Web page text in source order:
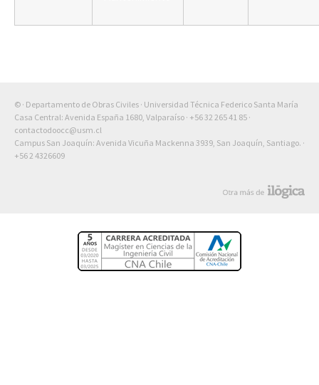
© · Departamento de Obras Civiles · Universidad Técnica Federico Santa María
Casa Central: Avenida España 1680, Valparaíso · +56 32 265 41 85 ·
contactodoocc@usm.cl
Campus San Joaquín: Avenida Vicuña Mackenna 3939, San Joaquín, Santiago. ·
+56 2 4326609